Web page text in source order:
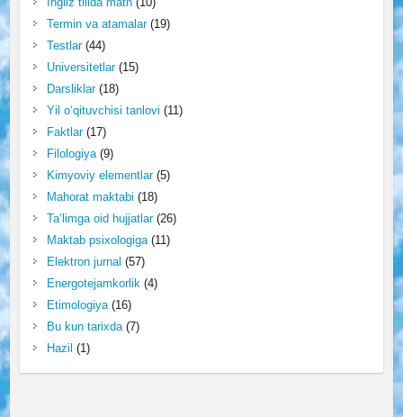
Termin va atamalar(19)
Testlar(44)
Universitetlar(15)
Darsliklar(18)
Yil o‘qituvchisi tanlovi (11)
Faktlar(17)
Filologiya(9)
Kimyoviy elementlar(5)
Mahorat maktabi (18)
Ta’limga oid hujjatlar(26)
Maktab psixologiga(11)
Elektron jurnal (57)
Energotejamkorlik (4)
Etimologiya(16)
Bu kun tarixda(7)
Hazil (1)